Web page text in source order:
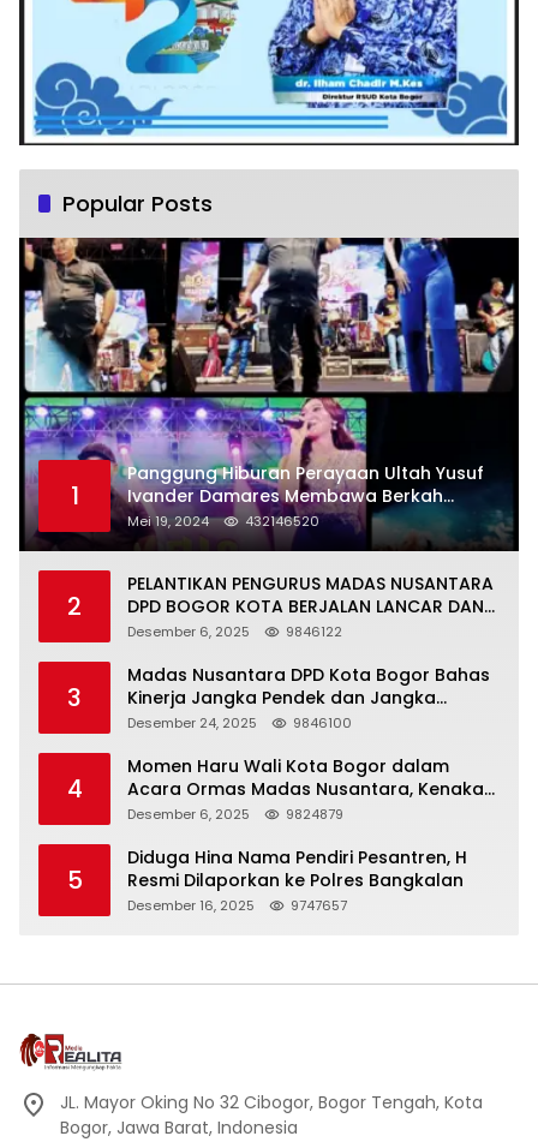
Popular Posts
1
Panggung Hiburan Perayaan Ultah Yusuf
Ivander Damares Membawa Berkah
Warga Kejapanan
Mei 19, 2024 432146520
2
PELANTIKAN PENGURUS MADAS NUSANTARA
DPD BOGOR KOTA BERJALAN LANCAR DAN
KHIDMAT
Desember 6, 2025 9846122
3
Madas Nusantara DPD Kota Bogor Bahas
Kinerja Jangka Pendek dan Jangka
Panjang
Desember 24, 2025 9846100
4
Momen Haru Wali Kota Bogor dalam
Acara Ormas Madas Nusantara, Kenakan
Peci Hitam Tinggi sebagai Simbol
Desember 6, 2025 9824879
5
Diduga Hina Nama Pendiri Pesantren, H
Resmi Dilaporkan ke Polres Bangkalan
Desember 16, 2025 9747657
JL. Mayor Oking No 32 Cibogor, Bogor Tengah, Kota
Bogor, Jawa Barat, Indonesia